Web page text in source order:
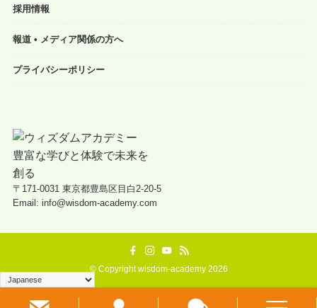
採用情報
報道 • メディア関係の方へ
プライバシーポリシー
〒171-0031 東京都豊島区目白2-20-5
Email: info@wisdom-academy.com
©Copyright wisdom-academy 2026